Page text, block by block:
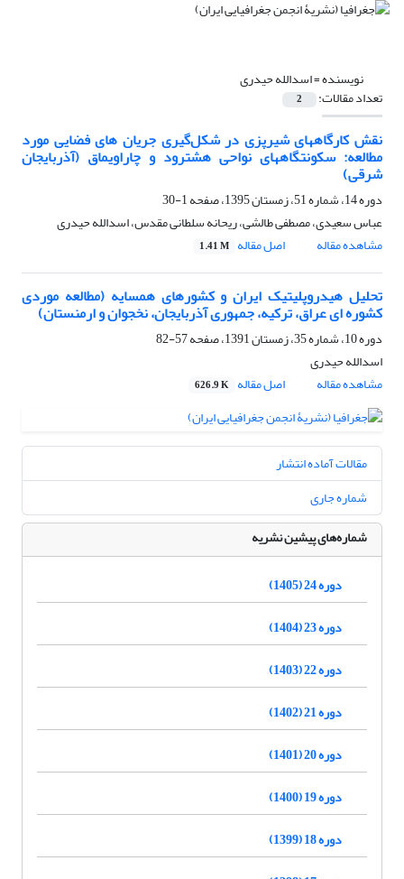
نویسنده =اسدالله حیدری
تعداد مقالات: 2
نقش کارگاههای شیرپزی در شکل‌گیری جریان های فضایی مورد
مطالعه: سکونتگاههای نواحی هشترود و چاراویماق (آذربایجان
شرقی)
دوره 14، شماره 51، زمستان 1395، صفحه
1-30
عباس سعیدی، مصطفی طالشی، ریحانه سلطانی مقدس، اسدالله حیدری
مشاهده مقاله
اصل مقاله 1.41 M
تحلیل هیدروپلیتیک ایران و کشورهای همسایه (مطالعه موردی
کشوره ای عراق، ترکیه، جمهوری آذربایجان، نخجوان و ارمنستان)
دوره 10، شماره 35، زمستان 1391، صفحه
57-82
اسدالله حیدری
مشاهده مقاله
اصل مقاله 626.9 K
مقالات آماده انتشار
شماره جاری
شماره‌های پیشین نشریه
دوره 24 (1405)
دوره 23 (1404)
دوره 22 (1403)
دوره 21 (1402)
دوره 20 (1401)
دوره 19 (1400)
دوره 18 (1399)